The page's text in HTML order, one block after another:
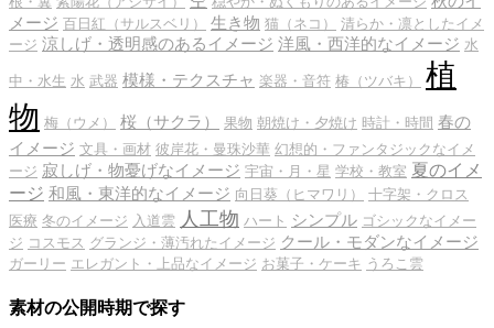
メージ 百日紅（サルスベリ） 生き物 猫（ネコ）
清らか・凛としたイメ
ージ 涼しげ・透明感のあるイメージ 洋風・西洋的なイメージ 水
中・水生 水 武器 模様・テクスチャ 楽器・音符 椿（ツバキ）
植
物 梅（ウメ） 桜（サクラ） 果物 朝焼け・夕焼け 時計・時間 春の
イメージ 文具・画材 彼岸花・曼珠沙華 幻想的・ファンタジックなイメ
ージ 寂しげ・物憂げなイメージ 宇宙・月・星 学校・教室 夏のイメ
ージ 和風・東洋的なイメージ 向日葵（ヒマワリ）
十字架・クロス
医療 冬のイメージ 入道雲 人工物 ハート シンプル ゴシックなイメー
ジ コスモス グランジ・薄汚れたイメージ クール・モダンなイメージ
ガーリー エレガント・上品なイメージ お菓子・ケーキ うろこ雲
素材の公開時期で探す